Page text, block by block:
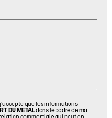
que les informations
DU METALdans le cadre de ma